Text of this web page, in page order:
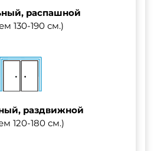
распашной
130-190 см.)
раздвижной
120-180 см.)